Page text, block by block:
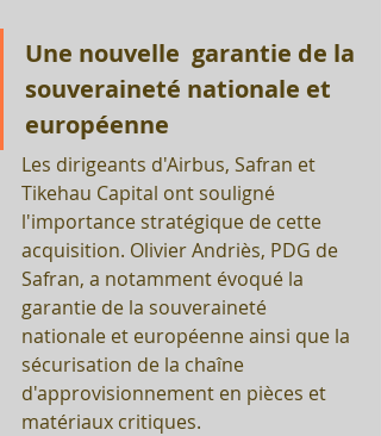
Une nouvelle  garantie de la
souveraineté nationale et
européenne
Les dirigeants d'Airbus, Safran et
Tikehau Capital ont souligné
l'importance stratégique de cette
acquisition. Olivier Andriès, PDG de
Safran, a notamment évoqué la
garantie de la souveraineté
nationale et européenne ainsi que la
sécurisation de la chaîne
d'approvisionnement en pièces et
matériaux critiques.